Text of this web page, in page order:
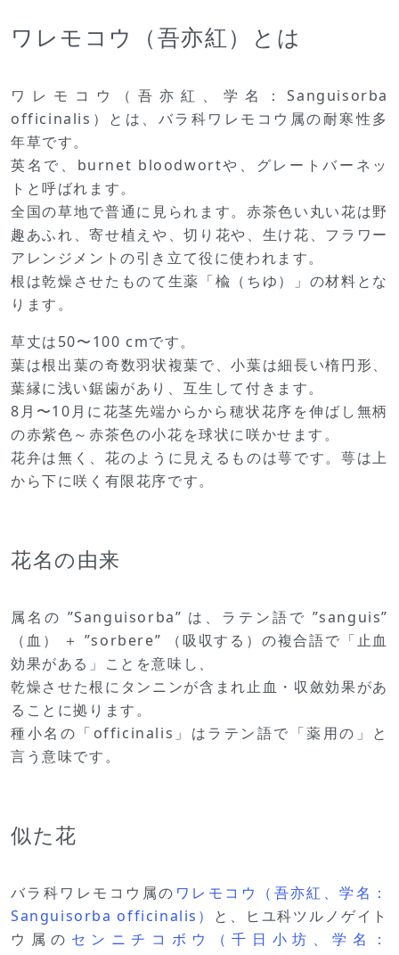
ワレモコウ（吾亦紅）とは
ワレモコウ（吾亦紅、学名：Sanguisorba
officinalis）とは、バラ科ワレモコウ属の耐寒性多
年草です。
英名で、burnet bloodwortや、グレートバーネッ
トと呼ばれます。
全国の草地で普通に見られます。赤茶色い丸い花は野
趣あふれ、寄せ植えや、切り花や、生け花、フラワー
アレンジメントの引き立て役に使われます。
根は乾燥させたものて生薬「楡（ちゆ）」の材料とな
ります。
草丈は50〜100 cmです。
葉は根出葉の奇数羽状複葉で、小葉は細長い楕円形、
葉縁に浅い鋸歯があり、互生して付きます。
8月〜10月に花茎先端からから穂状花序を伸ばし無柄
の赤紫色～赤茶色の小花を球状に咲かせます。
花弁は無く、花のように見えるものは萼です。萼は上
から下に咲く有限花序です。
花名の由来
属名の ”Sanguisorba” は、ラテン語で ”sanguis”
（血） ＋ ”sorbere” （吸収する）の複合語で「止血
効果がある」ことを意味し、
乾燥させた根にタンニンが含まれ止血・収斂効果があ
ることに拠ります。
種小名の「officinalis」はラテン語で「薬用の」と
言う意味です。
似た花
バラ科ワレモコウ属の ワレモコウ（吾亦紅、学名：
Sanguisorba officinalis） と、ヒユ科ツルノゲイト
ウ属の センニチコボウ（千日小坊、学名：